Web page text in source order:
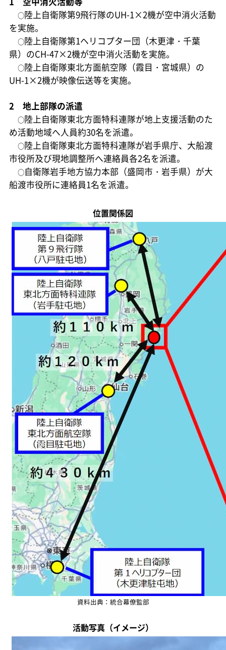
○陸上自衛隊第9飛行隊のUH-1×2機が空中消火活動
を実施。
○陸上自衛隊第1ヘリコプター団（木更津・千葉
県）のCH-47×2機が空中消火活動を実施。
○陸上自衛隊東北方面航空隊（霞目・宮城県）の
UH-1×2機が映像伝送等を実施。
2 地上部隊の派遣
○陸上自衛隊東北方面特科連隊が地上支援活動のた
め活動地域へ人員約30名を派遣。
○陸上自衛隊東北方面特科連隊が岩手県庁、大船渡
市役所及び現地調整所へ連絡員各2名を派遣。
○自衛隊岩手地方協力本部（盛岡市・岩手県）が大
船渡市役所に連絡員1名を派遣。
位置関係図
資料出典：統合幕僚監部
活動写真（イメージ）